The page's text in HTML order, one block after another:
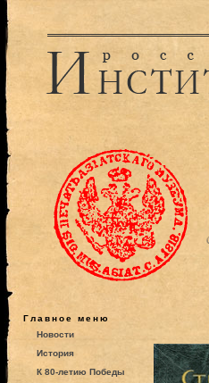
Главное меню
Новости
История
К 80-летию Победы